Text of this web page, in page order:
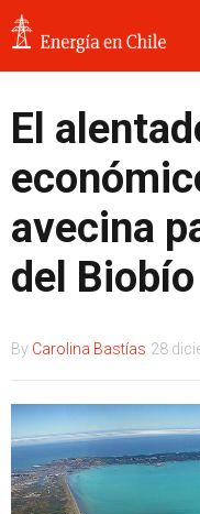
El
avecina
del Biobío
By Carolina Bastías 28